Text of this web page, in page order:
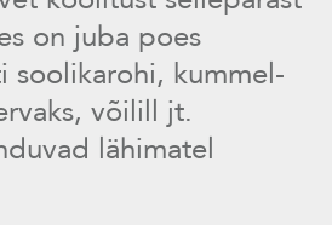
on juba poes
soolikarohi, kummel-
võilill jt.
lähimatel